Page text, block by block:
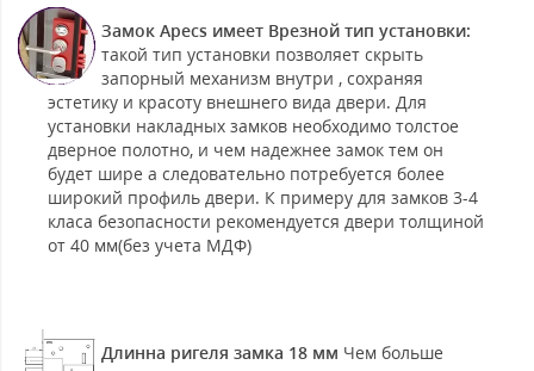
Замок Apecs имеет Врезной тип установки:
такой тип установки позволяет скрыть
запорный механизм внутри , сохраняя
эстетику и красоту внешнего вида двери. Для
установки накладных замков необходимо толстое
дверное полотно, и чем надежнее замок тем он
будет шире а следовательно потребуется более
широкий профиль двери. К примеру для замков 3-4
класа безопасности рекомендуется двери толщиной
от 40 мм(без учета МДФ)
Длинна ригеля замка 18 мм Чем больше